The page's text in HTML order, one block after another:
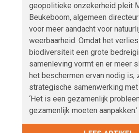
geopolitieke onzekerheid pleit
Beukeboom, algemeen
voor meer aandacht voor
weerbaarheid. Omdat het
biodiversiteit een grote
samenleving vormt en er meer
het beschermen ervan nodig is,
strategische samenwerking met
‘Het is een gezamenlijk
gezamenlijk moeten aanpakken.’